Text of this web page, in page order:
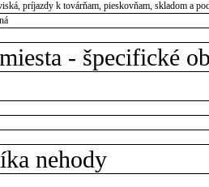
príjazdy k továrňam, pieskovňam, skladom a
- špecifické
nehody